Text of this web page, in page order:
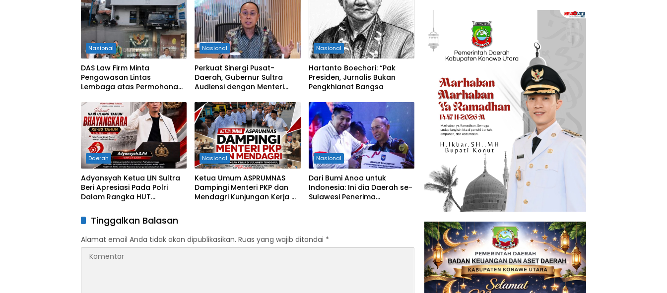
Nasional
DAS Law Firm Minta
Pengawasan Lintas
Lembaga atas Permohonan
Pengadilan Negeri Jakarta
Selatan
Nasional
Perkuat Sinergi Pusat-
Daerah, Gubernur Sultra
Audiensi dengan Menteri
Nasional
Hartanto Boechori: “Pak
Presiden, Jurnalis Bukan
Pengkhianat Bangsa
Daerah
Adyansyah Ketua LIN Sultra
Beri Apresiasi Pada Polri
Dalam Rangka HUT
Nasional
Ketua Umum ASPRUMNAS
Dampingi Menteri PKP dan
Mendagri Kunjungan Kerja di
Nasional
Dari Bumi Anoa untuk
Indonesia: Ini dia Daerah se-
Sulawesi Penerima
Tinggalkan Balasan
Alamat email Anda tidak akan dipublikasikan. Ruas yang wajib ditandai *